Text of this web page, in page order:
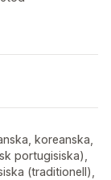
koreanska,
portugisiska),
(traditionell),